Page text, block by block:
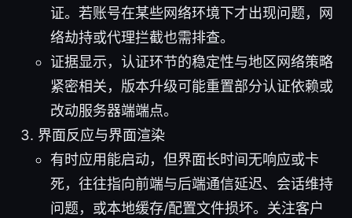
证。若账号在某些网络环境下才出现问题，网
络劫持或代理拦截也需排查。
证据显示，认证环节的稳定性与地区网络策略
紧密相关，版本升级可能重置部分认证依赖或
改动服务器端端点。
界面反应与界面渲染
有时应用能启动，但界面长时间无响应或卡
死，往往指向前端与后端通信延迟、会话维持
问题，或本地缓存/配置文件损坏。关注客户